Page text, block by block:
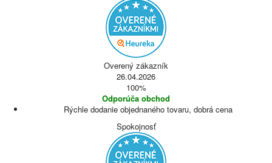
Overený zákazník
26.04.2026
100%
Odporúča obchod
Rýchle dodanie objednaného tovaru, dobrá cena
Spokojnosť